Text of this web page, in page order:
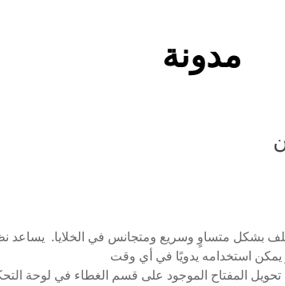
مدونة
بشكل متساوٍ وسريع ومتجانس في الخلايا. يساعد
يمكن استخدامه يدويًا في أي وقت
المفتاح الموجود على قسم الغطاء في لوحة